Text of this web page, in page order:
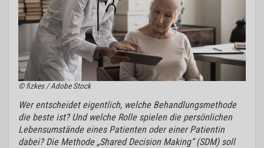
© fizkes / Adobe Stock
Wer entscheidet eigentlich, welche Behandlungsmethode
die beste ist? Und welche Rolle spielen die persönlichen
Lebensumstände eines Patienten oder einer Patientin
dabei? Die Methode „Shared Decision Making“ (SDM) soll